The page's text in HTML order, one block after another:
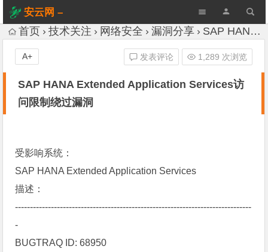
安云网 –
AnYun.ORG
首页 技术关注 网络安全 漏洞分享 SAP HANA Extended Application Services访问限制绕过漏洞
SAP HANA Extended Application Services访
问限制绕过漏洞
发表评论 1,289 次浏览
A+
受影响系统：
SAP HANA Extended Application Services
描述：
-------------------------------------------------------------------------------
-
BUGTRAQ ID: 68950